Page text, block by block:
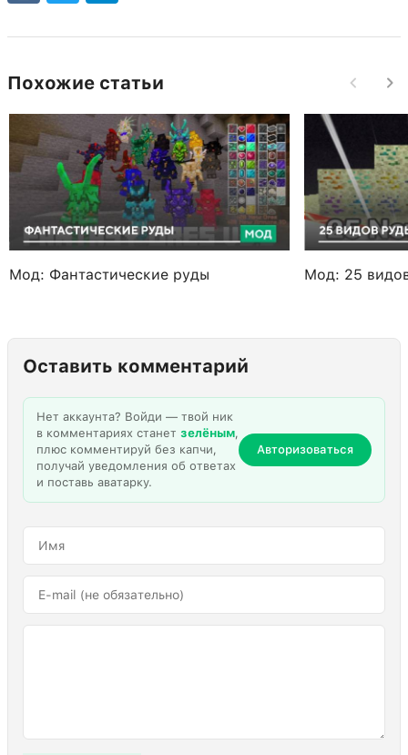
Похожие статьи
Мод: Фантастические руды Мод: 25
Оставить комментарий
Нет аккаунта? Войди — твой ник
в комментариях станет зелёным,
плюс комментируй без капчи,
получай уведомления об ответах
и поставь аватарку.
Авторизоваться